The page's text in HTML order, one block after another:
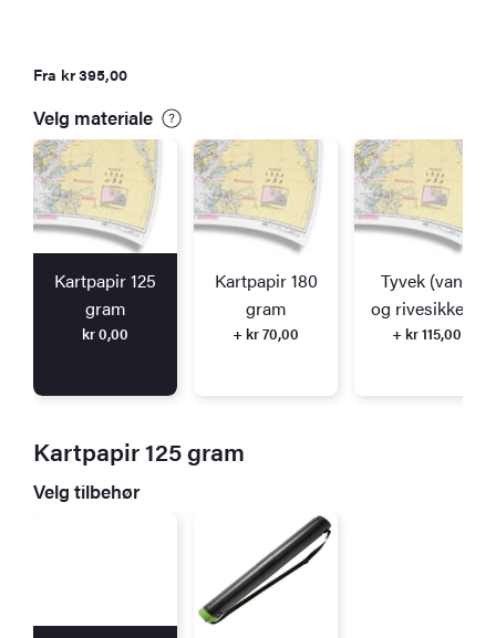
Fra kr395,00
Velg materiale
Kartpapir 125
gram
kr0,00
Kartpapir 180
gram
+ kr 70,00
Tyvek (vann
og rivesikkert)
+ kr 115,00
Kartpapir 125 gram
Velg tilbehør